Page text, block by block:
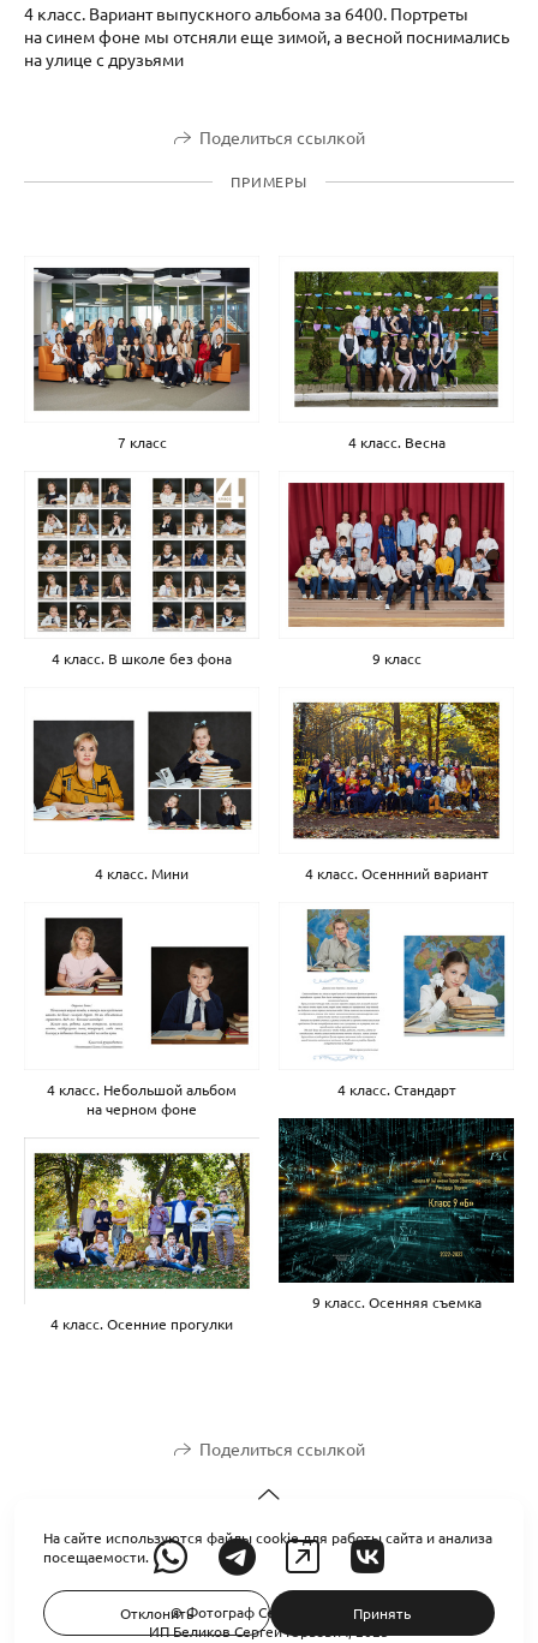
4 класс. Вариант выпускного альбома за 6400. Портреты
на синем фоне мы отсняли еще зимой, а весной поснимались
на улице с друзьями
Поделиться ссылкой
ПРИМЕРЫ
7 класс 4 класс. Весна
4 класс. В школе без фона 9 класс
4 класс. Мини 4 класс. Осеннний вариант
4 класс. Небольшой альбом
на черном фоне
4 класс. Стандарт
9 класс. Осенняя съемка
4 класс. Осенние прогулки
Поделиться ссылкой
© Фотограф Сергей Беликов
ИП Беликов Сергей Юрьевич, 2025
На сайте используются файлы cookie для работы сайта и анализа
посещаемости.
Отклонить Принять